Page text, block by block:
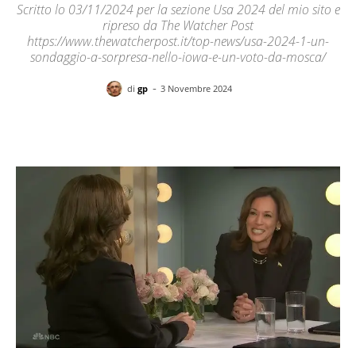
Scritto lo 03/11/2024 per la sezione Usa 2024 del mio sito e
ripreso da The Watcher Post
https://www.thewatcherpost.it/top-news/usa-2024-1-un-
sondaggio-a-sorpresa-nello-iowa-e-un-voto-da-mosca/
di gp - 3 Novembre 2024